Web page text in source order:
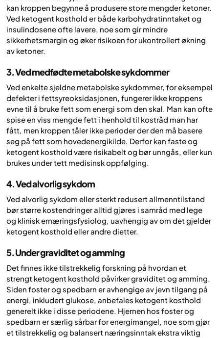
kan kroppen begynne å produsere store mengder ketoner.
Ved ketogent kosthold er både karbohydratinntaket og
insulindosene ofte lavere, noe som gir mindre
sikkerhetsmargin og øker risikoen for ukontrollert økning
av ketoner.
3. Ved medfødte metabolske sykdommer
Ved enkelte sjeldne metabolske sykdommer, for eksempel
defekter i fettsyreoksidasjonen, fungerer ikke kroppens
evne til å bruke fett som energi som den skal. Man kan ofte
spise en viss mengde fett i henhold til kostråd man har
fått, men kroppen tåler ikke perioder der den må basere
seg på fett som hovedenergikilde. Derfor kan faste og
ketogent kosthold være risikabelt og bør unngås, eller kun
brukes under tett medisinsk oppfølging.
4. Ved alvorlig sykdom
Ved alvorlig sykdom eller sterkt redusert allmenntilstand
bør større kostendringer alltid gjøres i samråd med lege
og klinisk ernæringsfysiolog, uavhengig av om det gjelder
ketogent kosthold eller andre dietter.
5. Under graviditet og amming
Det finnes ikke tilstrekkelig forskning på hvordan et
strengt ketogent kosthold påvirker graviditet og amming.
Siden foster og spedbarn er avhengige av jevn tilgang på
energi, inkludert glukose, anbefales ketogent kosthold
generelt ikke i disse periodene. Hjernen hos foster og
spedbarn er særlig sårbar for energimangel, noe som gjør
et tilstrekkelig og balansert næringsinntak ekstra viktig